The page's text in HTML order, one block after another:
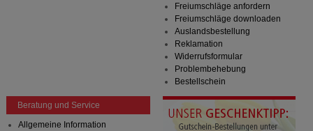
Freiumschläge anfordern
Freiumschläge downloaden
Auslandsbestellung
Reklamation
Widerrufsformular
Problembehebung
Bestellschein
Beratung und Service
Allgemeine Information